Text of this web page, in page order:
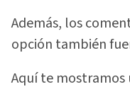
Además, los
opción también
Aquí te